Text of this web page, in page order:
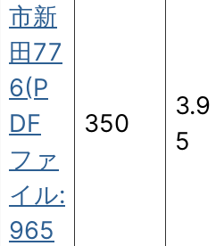
市新
田77
6(P
DF
ファ
イル:
965
350
3.9
5